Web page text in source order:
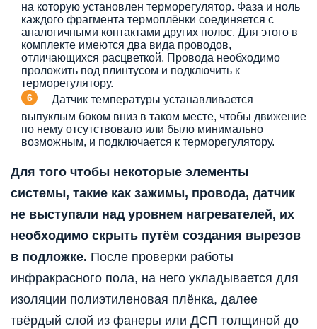
на которую установлен терморегулятор. Фаза и ноль
каждого фрагмента термоплёнки соединяется с
аналогичными контактами других полос. Для этого в
комплекте имеются два вида проводов,
отличающихся расцветкой. Провода необходимо
проложить под плинтусом и подключить к
терморегулятору.
Датчик температуры устанавливается
выпуклым боком вниз в таком месте, чтобы движение
по нему отсутствовало или было минимально
возможным, и подключается к терморегулятору.
Для того чтобы некоторые элементы
системы, такие как зажимы, провода, датчик
не выступали над уровнем нагревателей, их
необходимо скрыть путём создания вырезов
в подложке. После проверки работы
инфракрасного пола, на него укладывается для
изоляции полиэтиленовая плёнка, далее
твёрдый слой из фанеры или ДСП толщиной до